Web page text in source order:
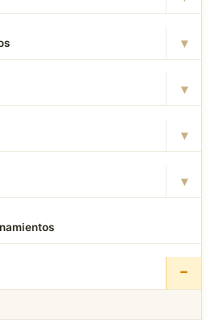
▾
▾
▾
▾
−